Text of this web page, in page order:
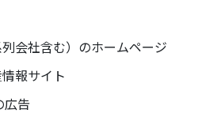
会社含む）のホームページ
報サイト
広告